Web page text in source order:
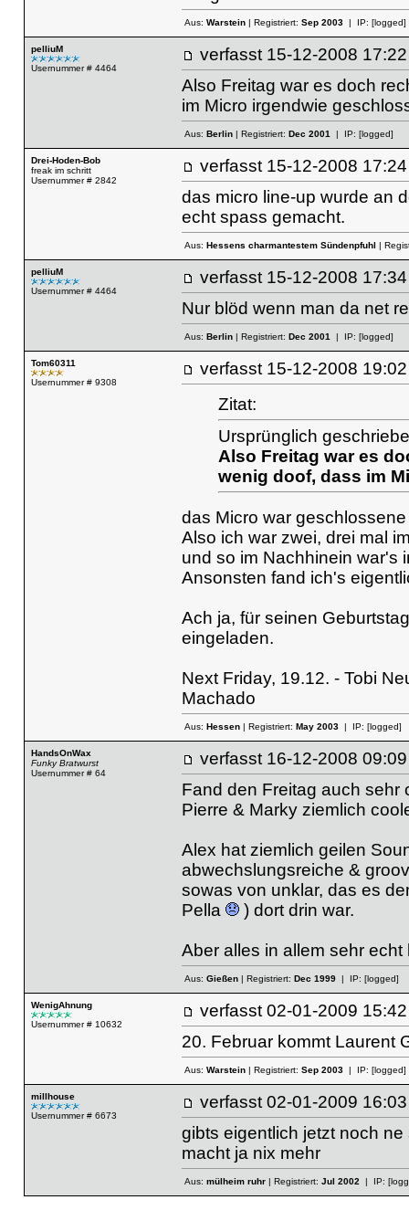
Aus: Warstein| Registriert: Sep 2003| IP: [logged]
pelliuM
Usernummer # 4464
verfasst 15-12-2008
Also Freitag war es doch
im Micro irgendwie
Aus: Berlin| Registriert: Dec 2001| IP: [logged]
Drei-Hoden-Bob
freak im schritt
Usernummer # 2842
verfasst 15-12-2008
das micro line-up wurde an
echt spass gemacht.
Aus: Hessens charmantestem Sündenpfuhl |
pelliuM
Usernummer # 4464
verfasst 15-12-2008
Nur blöd wenn man da net
Aus: Berlin| Registriert: Dec 2001| IP: [logged]
Tom60311
Usernummer # 9308
verfasst 15-12-2008
Zitat:
Ursprünglich
Also Freitag war es
wenig doof, dass im
das Micro war
Also ich war zwei, drei mal
und so im Nachhinein war's
Ansonsten fand ich's
Ach ja, für seinen
eingeladen.
Next Friday, 19.12. - Tobi
Machado
Aus: Hessen| Registriert: May 2003| IP: [logged]
HandsOnWax
Funky Bratwurst
Usernummer # 64
verfasst 16-12-2008
Fand den Freitag auch sehr
Pierre & Marky ziemlich
Alex hat ziemlich geilen
abwechslungsreiche &
sowas von unklar, das es
Pella
) dort drin war.
Aber alles in allem sehr echt
Aus: Gießen| Registriert: Dec 1999| IP: [logged]
WenigAhnung
Usernummer # 10632
verfasst 02-01-2009
20. Februar kommt Laurent
Aus: Warstein| Registriert: Sep 2003| IP: [logged]
millhouse
Usernummer # 6673
verfasst 02-01-2009
gibts eigentlich jetzt noch
macht ja nix mehr
Aus: mülheim ruhr| Registriert: Jul 2002| IP: